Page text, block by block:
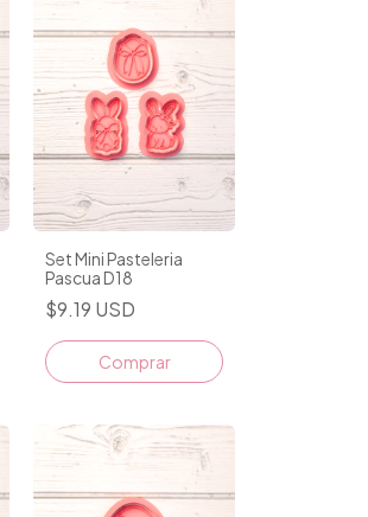
Set Mini Pasteleria
Pascua D18
$9.19 USD